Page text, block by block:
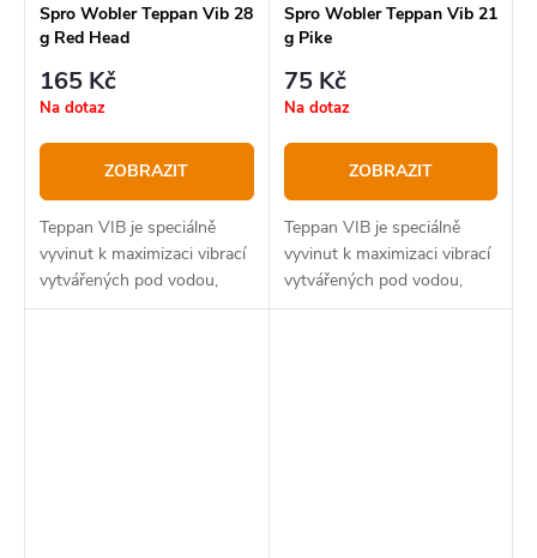
Spro Wobler Teppan Vib 28
g Red Head
165 Kč
Na dotaz
ZOBRAZIT
Teppan VIB je speciálně
vyvinut k maximizaci vibrací
vytvářených pod vodou,
Spro Wobler Teppan Vib 21
g Pike
75 Kč
Na dotaz
ZOBRAZIT
Teppan VIB je speciálně
vyvinut k maximizaci vibrací
vytvářených pod vodou,